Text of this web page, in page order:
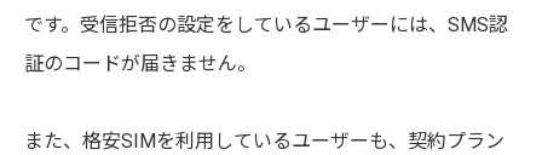
です。受信拒否の設定をしているユーザーには、SMS認
証のコードが届きません。
また、格安SIMを利用しているユーザーも、契約プラン